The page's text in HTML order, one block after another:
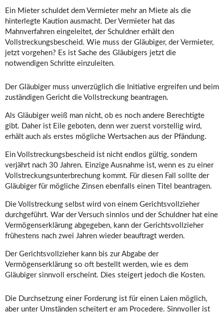
Ein Mieter schuldet dem Vermieter mehr an Miete als die
hinterlegte Kaution ausmacht. Der Vermieter hat das
Mahnverfahren eingeleitet, der Schuldner erhält den
Vollstreckungsbescheid. Wie muss der Gläubiger, der Vermieter,
jetzt vorgehen? Es ist Sache des Gläubigers jetzt die
notwendigen Schritte einzuleiten.
Der Gläubiger muss unverzüglich die Initiative ergreifen und beim
zuständigen Gericht die Vollstreckung beantragen.
Als Gläubiger weiß man nicht, ob es noch andere Berechtigte
gibt. Daher ist Eile geboten, denn wer zuerst vorstellig wird,
erhält auch als erstes mögliche Wertsachen aus der Pfändung.
Ein Vollstreckungsbescheid ist nicht endlos gültig, sondern
verjährt nach 30 Jahren. Einzige Ausnahme ist, wenn es zu einer
Vollstreckungsunterbrechung kommt. Für diesen Fall sollte der
Gläubiger für mögliche Zinsen ebenfalls einen Titel beantragen.
Die Vollstreckung selbst wird von einem Gerichtsvollzieher
durchgeführt. War der Versuch sinnlos und der Schuldner hat eine
Vermögenserklärung abgegeben, kann der Gerichtsvollzieher
frühestens nach zwei Jahren wieder beauftragt werden.
Der Gerichtsvollzieher kann bis zur Abgabe der
Vermögenserklärung so oft bestellt werden, wie es dem
Gläubiger sinnvoll erscheint. Dies steigert jedoch die Kosten.
Die Durchsetzung einer Forderung ist für einen Laien möglich,
aber unter Umständen scheitert er am Procedere. Sinnvoller ist